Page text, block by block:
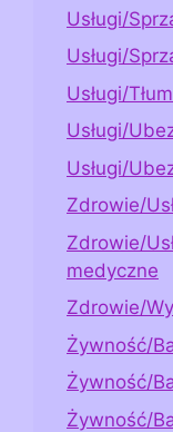
Usługi/
Usługi/
Usługi/
Usługi/
Usługi/
Zdrowie/
Zdrowie/
medyczne
Zdrowie/
Żywność/
Żywność/
Żywność/